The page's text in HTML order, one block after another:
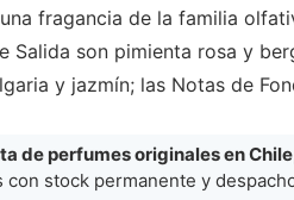
fragancia de la familia
Salida son pimienta rosa y
y jazmín; las Notas de
de perfumes originales en Chile
stock permanente y